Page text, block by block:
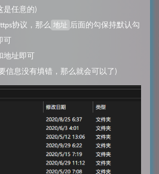
是任意的)
协议，那么 地址 后面的勾保持默认勾
可
地址即可
信息没有填错，那么就会可以了)